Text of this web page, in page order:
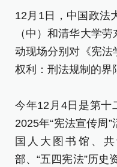
12月1日，中国政法
（中）和清华大学
动现场分别对《宪法
权利：刑法规制的界
今年12月4日是第十
2025年“宪法宣传周
国人大图书馆、
部、“五四宪法”历史